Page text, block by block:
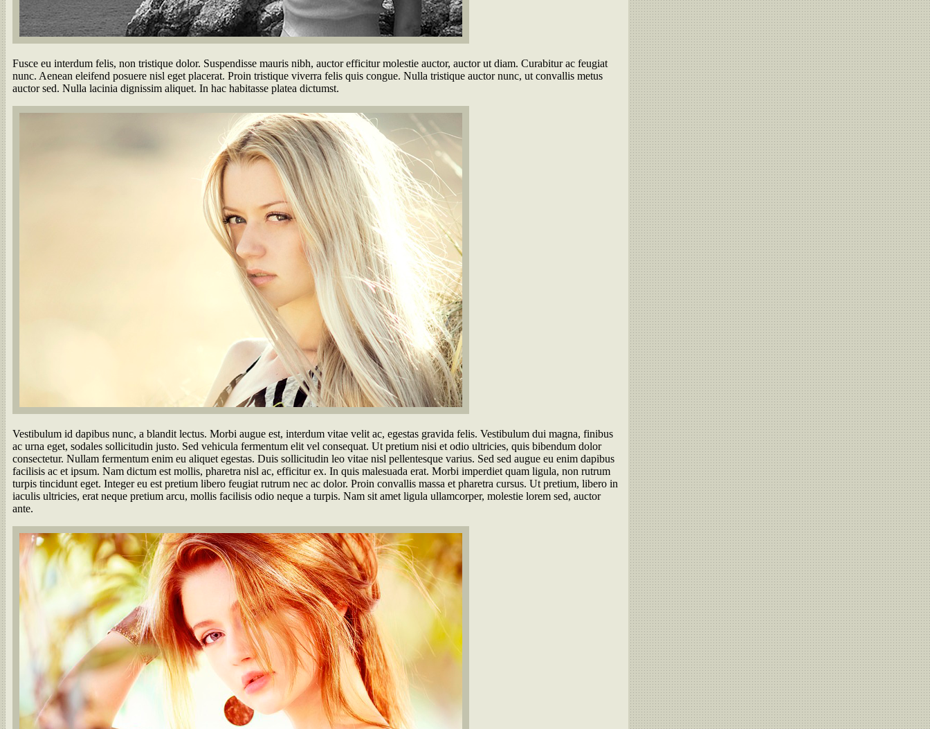
Fusce eu interdum felis, non tristique dolor. Suspendisse mauris nibh, auctor efficitur molestie auctor, auctor ut diam. Curabitur ac feugiat
nunc. Aenean eleifend posuere nisl eget placerat. Proin tristique viverra felis quis congue. Nulla tristique auctor nunc, ut convallis metus
auctor sed. Nulla lacinia dignissim aliquet. In hac habitasse platea dictumst.
Vestibulum id dapibus nunc, a blandit lectus. Morbi augue est, interdum vitae velit ac, egestas gravida felis. Vestibulum dui magna, finibus
ac urna eget, sodales sollicitudin justo. Sed vehicula fermentum elit vel consequat. Ut pretium nisi et odio ultricies, quis bibendum dolor
consectetur. Nullam fermentum enim eu aliquet egestas. Duis sollicitudin leo vitae nisl pellentesque varius. Sed sed augue eu enim dapibus
facilisis ac et ipsum. Nam dictum est mollis, pharetra nisl ac, efficitur ex. In quis malesuada erat. Morbi imperdiet quam ligula, non rutrum
turpis tincidunt eget. Integer eu est pretium libero feugiat rutrum nec ac dolor. Proin convallis massa et pharetra cursus. Ut pretium, libero in
iaculis ultricies, erat neque pretium arcu, mollis facilisis odio neque a turpis. Nam sit amet ligula ullamcorper, molestie lorem sed, auctor
ante.